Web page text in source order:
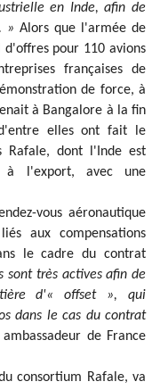
en Inde, afin de
» Alors que l'armée de
pour 110 avions
françaises de
de force, à
à Bangalore à la fin
elles ont fait le
Rafale, dont l'Inde est
à l'export, avec une
vous aéronautique
aux compensations
le cadre du contrat
sont très actives afin de
d'« offset », qui
dans le cas du contrat
de France
consortium Rafale, va